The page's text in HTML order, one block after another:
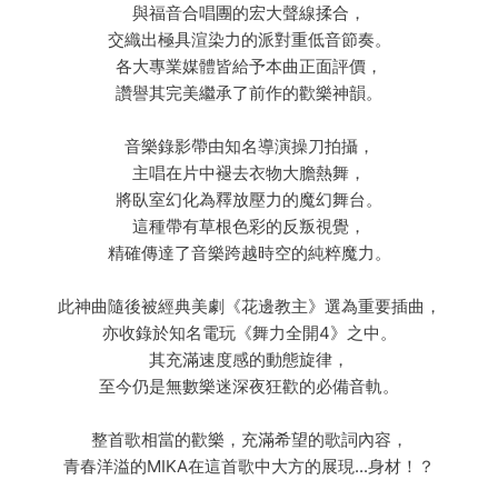
與福音合唱團的宏大聲線揉合，
交織出極具渲染力的派對重低音節奏。
各大專業媒體皆給予本曲正面評價，
讚譽其完美繼承了前作的歡樂神韻。
音樂錄影帶由知名導演操刀拍攝，
主唱在片中褪去衣物大膽熱舞，
將臥室幻化為釋放壓力的魔幻舞台。
這種帶有草根色彩的反叛視覺，
精確傳達了音樂跨越時空的純粹魔力。
此神曲隨後被經典美劇《花邊教主》選為重要插曲，
亦收錄於知名電玩《舞力全開4》之中。
其充滿速度感的動態旋律，
至今仍是無數樂迷深夜狂歡的必備音軌。
整首歌相當的歡樂，充滿希望的歌詞內容，
青春洋溢的MIKA在這首歌中大方的展現...身材！？